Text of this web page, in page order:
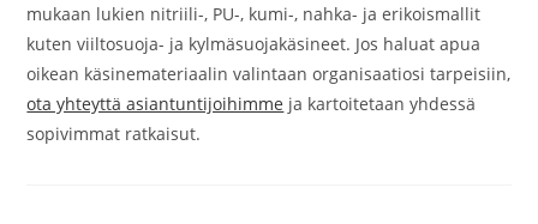
mukaan lukien nitriili-, PU-, kumi-, nahka- ja erikoismallit
kuten viiltosuoja- ja kylmäsuojakäsineet. Jos haluat apua
oikean käsinemateriaalin valintaan organisaatiosi tarpeisiin,
ota yhteyttä asiantuntijoihimme ja kartoitetaan yhdessä
sopivimmat ratkaisut.